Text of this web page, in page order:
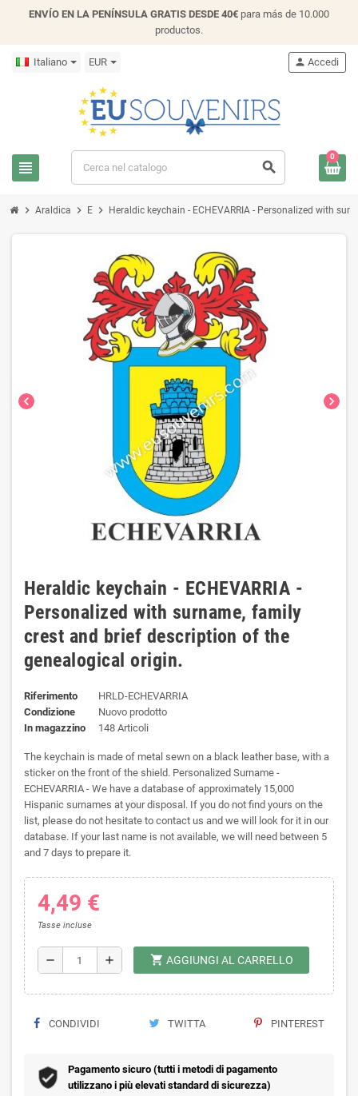
ENVÍO EN LA PENÍNSULA GRATIS DESDE 40€ para más de 10.000
productos.
Italiano EUR
view_headline search
person Accedi
0
chevron_right Araldica chevron_right E chevron_right Heraldic keychain - ECHEVARRIA - Personalized with
chevron_left chevron_right
Heraldic keychain - ECHEVARRIA -
Personalized with surname, family
crest and brief description of the
genealogical origin.
Riferimento
HRLD-ECHEVARRIA
Condizione
Nuovo prodotto
In magazzino
148 Articoli
The keychain is made of metal sewn on a black leather base, with a
sticker on the front of the shield. Personalized Surname -
ECHEVARRIA - We have a database of approximately 15,000
Hispanic surnames at your disposal. If you do not find yours on the
list, please do not hesitate to contact us and we will look for it in our
database. If your last name is not available, we will need between 5
and 7 days to prepare it.
4,49 €
Tasse incluse
remove add shopping_cart AGGIUNGI AL CARRELLO
CONDIVIDI TWITTA PINTEREST
Pagamento sicuro (tutti i metodi di pagamento
utilizzano i più elevati standard di sicurezza)